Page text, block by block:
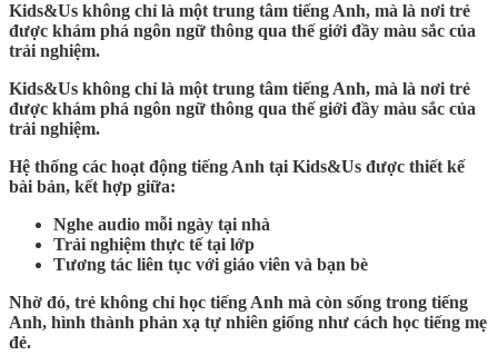
Kids&Us không chỉ là một trung tâm tiếng Anh, mà là nơi trẻ
được khám phá ngôn ngữ thông qua thế giới đầy màu sắc của
trải nghiệm.
Kids&Us không chỉ là một trung tâm tiếng Anh, mà là nơi trẻ
được khám phá ngôn ngữ thông qua thế giới đầy màu sắc của
trải nghiệm.
Hệ thống các hoạt động tiếng Anh tại Kids&Us được thiết kế
bài bản, kết hợp giữa:
Nghe audio mỗi ngày tại nhà
Trải nghiệm thực tế tại lớp
Tương tác liên tục với giáo viên và bạn bè
Nhờ đó, trẻ không chỉ học tiếng Anh mà còn sống trong tiếng
Anh, hình thành phản xạ tự nhiên giống như cách học tiếng mẹ
đẻ.